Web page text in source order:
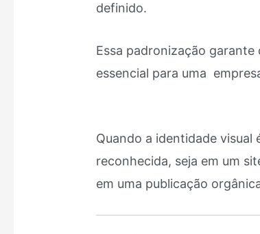
definido.
Essa padronização
essencial para uma
Quando a identidade
reconhecida, seja em um
em uma publicação